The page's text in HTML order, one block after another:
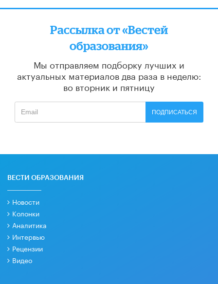
Рассылка от «Вестей
образования»
Мы отправляем подборку лучших и
актуальных материалов два раза в неделю:
во вторник и пятницу
ПОДПИСАТЬСЯ
ВЕСТИ ОБРАЗОВАНИЯ
Новости
Колонки
Аналитика
Интервью
Рецензии
Видео